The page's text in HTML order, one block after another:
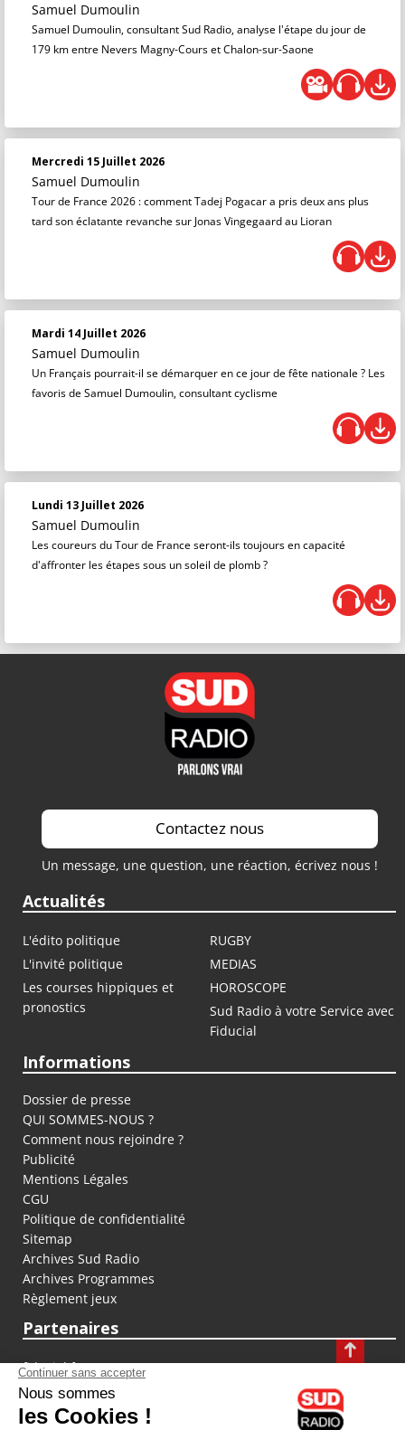
Samuel Dumoulin
Samuel Dumoulin, consultant Sud Radio, analyse l'étape du jour de
179 km entre Nevers Magny-Cours et Chalon-sur-Saone
Mercredi 15 Juillet 2026
Samuel Dumoulin
Tour de France 2026 : comment Tadej Pogacar a pris deux ans plus
tard son éclatante revanche sur Jonas Vingegaard au Lioran
Mardi 14 Juillet 2026
Samuel Dumoulin
Un Français pourrait-il se démarquer en ce jour de fête nationale ? Les
favoris de Samuel Dumoulin, consultant cyclisme
Lundi 13 Juillet 2026
Samuel Dumoulin
Les coureurs du Tour de France seront-ils toujours en capacité
d'affronter les étapes sous un soleil de plomb ?
Contactez nous
Un message, une question, une réaction, écrivez nous !
Actualités
L'édito politique
RUGBY
L'invité politique
MEDIAS
Les courses hippiques et
pronostics
HOROSCOPE
Sud Radio à votre Service avec
Fiducial
Informations
Dossier de presse
QUI SOMMES-NOUS ?
Comment nous rejoindre ?
Publicité
Mentions Légales
CGU
Politique de confidentialité
Sitemap
Archives Sud Radio
Archives Programmes
Règlement jeux
Partenaires
fiducial.fr
lyoncapitale.fr
olympique-et-lyonnais.com